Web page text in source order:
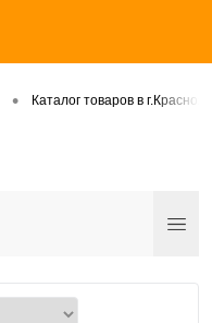
• Каталог товаров в